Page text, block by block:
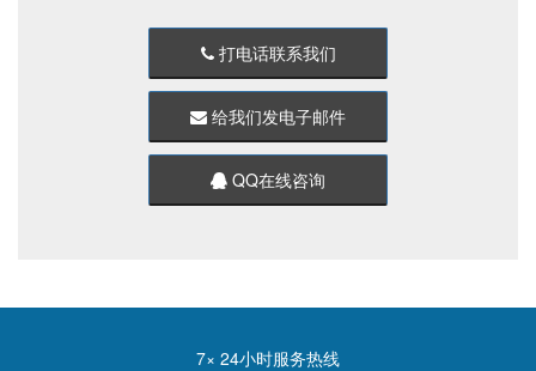
打电话联系我们
给我们发电子邮件
QQ在线咨询
7× 24小时服务热线